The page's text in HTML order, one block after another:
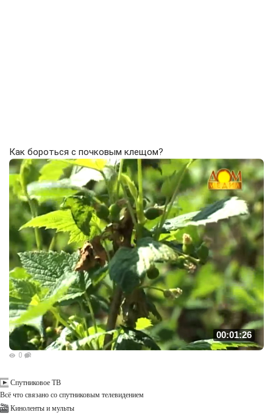
Как бороться с почковым клещом?
00:01:26
0
Спутниковое ТВ
Всё что связано со спутниковым телевидением
Киноленты и мульты